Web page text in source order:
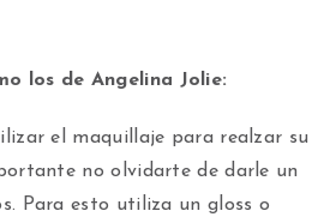
los de Angelina Jolie:
el maquillaje para realzar su
no olvidarte de darle un
Para esto utiliza un gloss o